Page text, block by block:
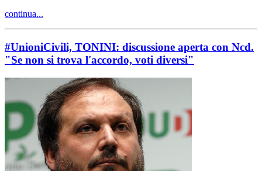
continua...
#UnioniCivili, TONINI: discussione aperta con Ncd.
"Se non si trova l'accordo, voti diversi"